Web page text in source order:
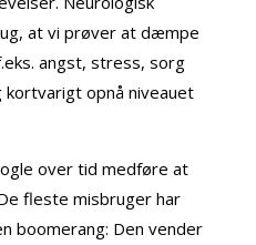
at vi prøver at dæmpe
angst, stress, sorg
opnå niveauet
over tid medføre at
fleste misbruger har
boomerang: Den vender